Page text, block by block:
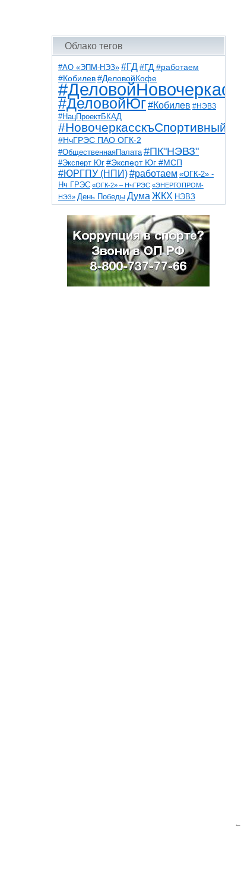
Облако тегов
#АО «ЭПМ-НЭЗ» #ГД #ГД #работаем
#Кобилев #ДеловойКофе
#ДеловойЮг#Кобилев #НЭВЗ
#НацПроектБКАД
#НовочеркасскъСпортивный
#НчГРЭС ПАО ОГК-2
#ОбщественнаяПалата #ПК"НЭВЗ"
#Эксперт Юг #Эксперт Юг #МСП
#ЮРГПУ (НПИ)#работаем «ОГК-2» -
Нч ГРЭС «ОГК-2» – НчГРЭС «ЭНЕРГОПРОМ-
НЭЗ» День Победы Дума ЖКХ НЭВЗ
НчГРЭС ТНТ
благоустройствоветераны выборы
детидороги казаки коррупция космос
общественная палата парк пожар роща
спорт театр транспорт художники
←